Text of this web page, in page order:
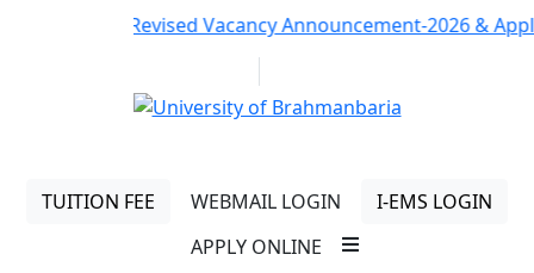
Revised Vacancy Announcement-2026 &
TUITION FEE WEBMAIL LOGIN
I-EMS LOGIN
APPLY ONLINE